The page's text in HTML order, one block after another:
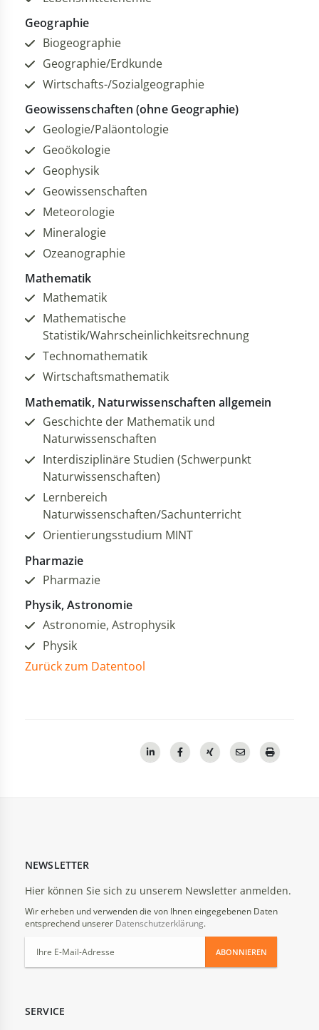
Geographie
Biogeographie
Geographie/Erdkunde
Wirtschafts-/Sozialgeographie
Geowissenschaften (ohne Geographie)
Geologie/Paläontologie
Geoökologie
Geophysik
Geowissenschaften
Meteorologie
Mineralogie
Ozeanographie
Mathematik
Mathematik
Mathematische
Statistik/Wahrscheinlichkeitsrechnung
Technomathematik
Wirtschaftsmathematik
Mathematik, Naturwissenschaften allgemein
Geschichte der Mathematik und
Naturwissenschaften
Interdisziplinäre Studien (Schwerpunkt
Naturwissenschaften)
Lernbereich
Naturwissenschaften/Sachunterricht
Orientierungsstudium MINT
Pharmazie
Pharmazie
Physik, Astronomie
Astronomie, Astrophysik
Physik
Zurück zum Datentool
NEWSLETTER
Hier können Sie sich zu unserem Newsletter anmelden.
Wir erheben und verwenden die von Ihnen eingegebenen Daten
entsprechend unserer Datenschutzerklärung.
ABONNIEREN
SERVICE